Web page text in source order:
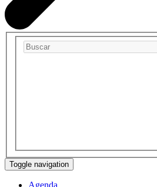
Toggle navigation
Agenda